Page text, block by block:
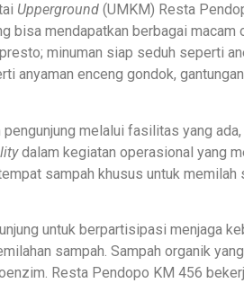
Upperground (UMKM) Resta
bisa mendapatkan berbagai
minuman siap seduh seperti
anyaman enceng gondok,
melalui fasilitas yang
dalam kegiatan operasional yang
sampah khusus untuk
untuk berpartisipasi menjaga
sampah. Sampah organik
Resta Pendopo KM 456